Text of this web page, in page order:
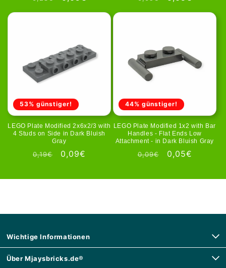
53% günstiger!
LEGO Plate Modified 2x6x2/3 with
4 Studs on Side in Dark Bluish
Gray
Normaler
0,19€ Verkaufspreis
0,09€
44% günstiger!
LEGO Plate Modified 1x2 with Bar
Handles - Flat Ends Low
Attachment - in Dark Bluish Gray
Normaler
0,09€ Verkaufspreis
0,05€
Wichtige Informationen
Über Mjaysbricks.de®